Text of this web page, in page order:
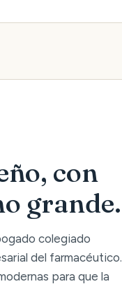
con
grande.
colegiado
del farmacéutico.
para que la